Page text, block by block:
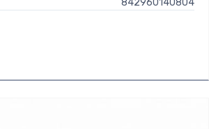
842960140804